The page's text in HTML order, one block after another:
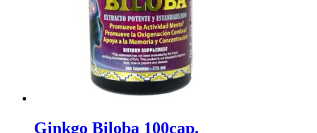
Ginkgo Biloba 100cap.